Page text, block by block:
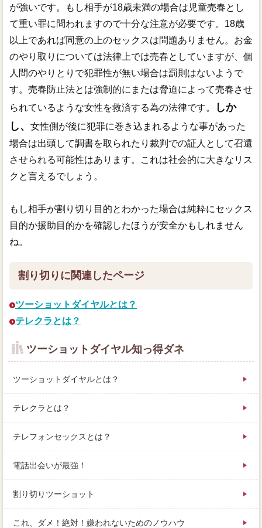
が強いです。もし相手が18歳未満の場合は児童売春とし
て重い罪に問われますので十分な注意が必要です。18歳
以上であれば同意の上のセックスは問題ありません。お金
のやり取りについては法律上では売春としていますが、個
人間のやりとりで犯罪性が無い場合は罰則はないようで
す。売春防止法とは強制的にまたは脅迫によって売春させ
られているような女性を救済する為の法律です。
しか
し、 女性側が後に犯罪に巻き込まれるような事があった
場合は出頭して調書を取られたり裁判での証人として召還
させられる可能性はあります。これは社会的に大きなリス
クと言えるでしょう。
もし相手が割り切り目的とわかった場合は純粋にセックス
目的か援助目的かを確認したほうが安全かもしれません
ね。
割り切りに関連したページ
ツーショットダイヤルとは？
テレクラとは？
ツーショットダイヤル知っ得ダネ
ツーショットダイヤルとは？
テレクラとは？
テレフォンセックスとは？
電話出会いが最強！
割り切りツーショット
これ、ダメ！絶対！嫌われないためのノウハウ